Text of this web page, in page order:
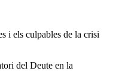
i els culpables de la crisi
del Deute en la